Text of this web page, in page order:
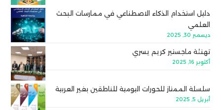
دليل استخدام الذكاء الاصطناعي في ممارسات البحث
العلمي
ديسمبر 30, 2025
تهنئة ماجستير كريم يسري
أكتوبر 16, 2025
سلسلة الممتاز للحورات اليومية للناطقين بغير العربية
أبريل 5, 2025